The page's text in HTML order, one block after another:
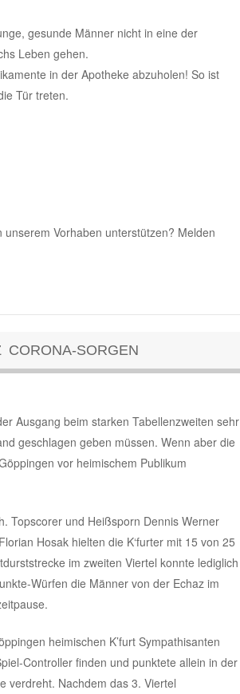
gesunde Männer nicht in eine der
Leben gehen.
in der Apotheke abzuholen! So ist
Tür treten.
Vorhaben unterstützen? Melden
SORGEN
Ausgang beim starken Tabellenzweiten sehr
geschlagen geben müssen. Wenn aber die
vor heimischem Publikum
Topscorer und Heißsporn Dennis Werner
Hosak hielten die K‘furter mit 15 von 25
im zweiten Viertel konnte lediglich
Würfen die Männer von der Echaz im
heimischen K’furt Sympathisanten
Controller finden und punktete allein in der
verdreht. Nachdem das 3. Viertel